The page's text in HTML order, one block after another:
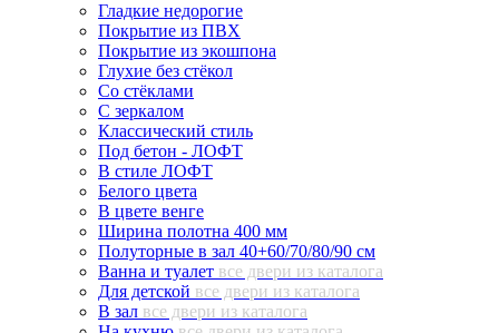
Гладкие недорогие
Покрытие из ПВХ
Покрытие из экошпона
Глухие без стёкол
Со стёклами
С зеркалом
Классический стиль
Под бетон - ЛОФТ
В стиле ЛОФТ
Белого цвета
В цвете венге
Ширина полотна 400 мм
Полуторные в зал 40+60/70/80/90 см
Ванна и туалет все двери из каталога
Для детской все двери из каталога
В зал все двери из каталога